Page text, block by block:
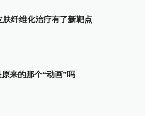
纤维化治疗有了新靶点
来的那个“动画”吗